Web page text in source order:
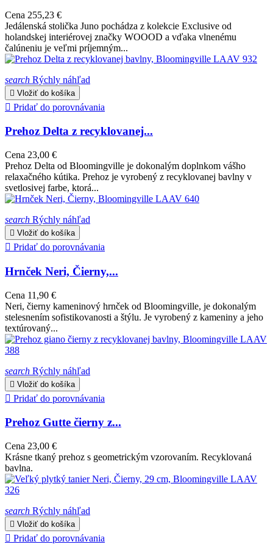
Cena 255,23 €
Jedálenská stolička Juno pochádza z kolekcie Exclusive od
holandskej interiérovej značky WOOOD a vďaka vlnenému
čalúneniu je veľmi príjemným...
search Rýchly náhľad
 Vložiť do košíka
 Pridať do porovnávania
Prehoz Delta z recyklovanej...
Cena 23,00 €
Prehoz Delta od Bloomingville je dokonalým doplnkom vášho
relaxačného kútika. Prehoz je vyrobený z recyklovanej bavlny v
svetlosivej farbe, ktorá...
search Rýchly náhľad
 Vložiť do košíka
 Pridať do porovnávania
Hrnček Neri, Čierny,...
Cena 11,90 €
Neri, čierny kameninový hrnček od Bloomingville, je dokonalým
stelesnením sofistikovanosti a štýlu. Je vyrobený z kameniny a jeho
textúrovaný...
search Rýchly náhľad
 Vložiť do košíka
 Pridať do porovnávania
Prehoz Gutte čierny z...
Cena 23,00 €
Krásne tkaný prehoz s geometrickým vzorovaním. Recyklovaná
bavlna.
search Rýchly náhľad
 Vložiť do košíka
 Pridať do porovnávania